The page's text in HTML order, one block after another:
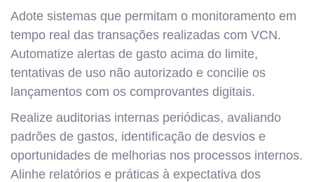
Adote sistemas que permitam o monitoramento em
tempo real das transações realizadas com VCN.
Automatize alertas de gasto acima do limite,
tentativas de uso não autorizado e concilie os
lançamentos com os comprovantes digitais.
Realize auditorias internas periódicas, avaliando
padrões de gastos, identificação de desvios e
oportunidades de melhorias nos processos internos.
Alinhe relatórios e práticas à expectativa dos